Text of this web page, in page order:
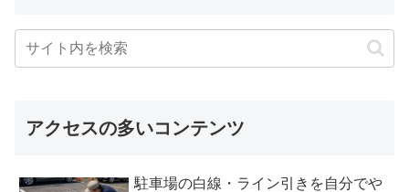
アクセスの多いコンテンツ
駐車場の白線・ライン引きを自分でや